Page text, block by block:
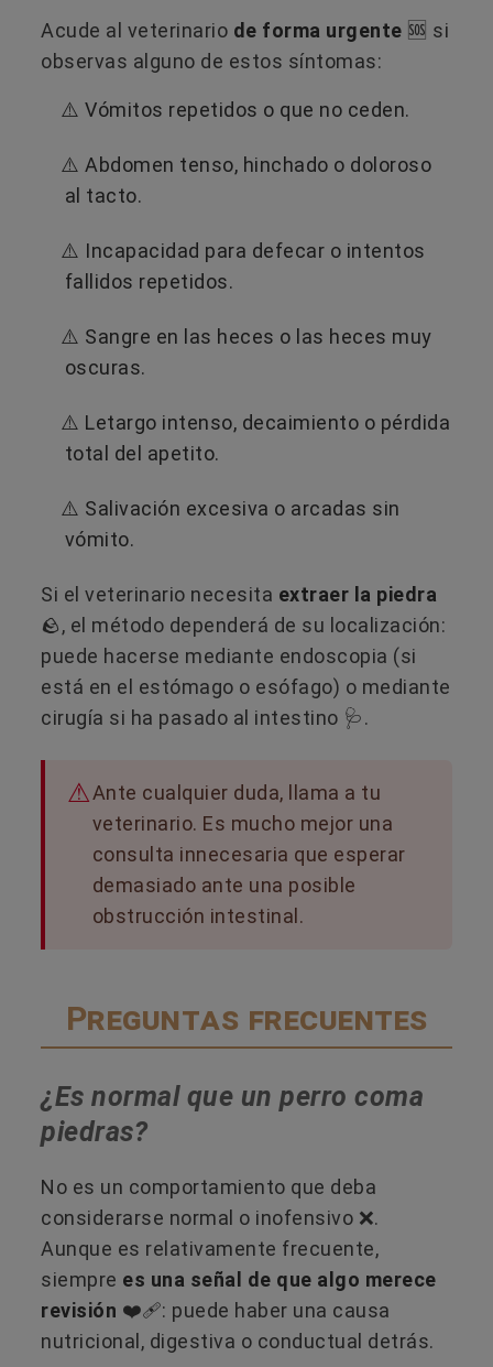
Acude al veterinario de forma urgente ​🆘 si
observas alguno de estos síntomas:
⚠️​ Vómitos repetidos o que no ceden.
⚠️​ Abdomen tenso, hinchado o doloroso
al tacto.
⚠️​ Incapacidad para defecar o intentos
fallidos repetidos.
⚠️​ Sangre en las heces o las heces muy
oscuras.
⚠️​ Letargo intenso, decaimiento o pérdida
total del apetito.
⚠️​ Salivación excesiva o arcadas sin
vómito.
Si el veterinario necesita extraer la piedra
🪨, el método dependerá de su localización:
puede hacerse mediante endoscopia (si
está en el estómago o esófago) o mediante
cirugía si ha pasado al intestino 🩺.
Ante cualquier duda, llama a tu
veterinario. Es mucho mejor una
consulta innecesaria que esperar
demasiado ante una posible
obstrucción intestinal.
Preguntas frecuentes
¿Es normal que un perro coma
piedras?
No es un comportamiento que deba
considerarse normal o inofensivo ​❌.
Aunque es relativamente frecuente,
siempre es una señal de que algo merece
revisión ❤️‍🩹: puede haber una causa
nutricional, digestiva o conductual detrás.